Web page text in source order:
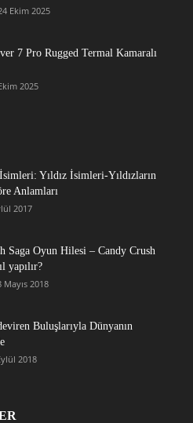
Ekim 2025
7 Pro Rugged Termal Kamaralı
2025
Yıldız İsimleri-Yıldızların
Anlamları
2017
Saga Oyun Hilesi – Candy Crush
yapılır?
Mayıs 2018
Buluşlarıyla Dünyanın
2018